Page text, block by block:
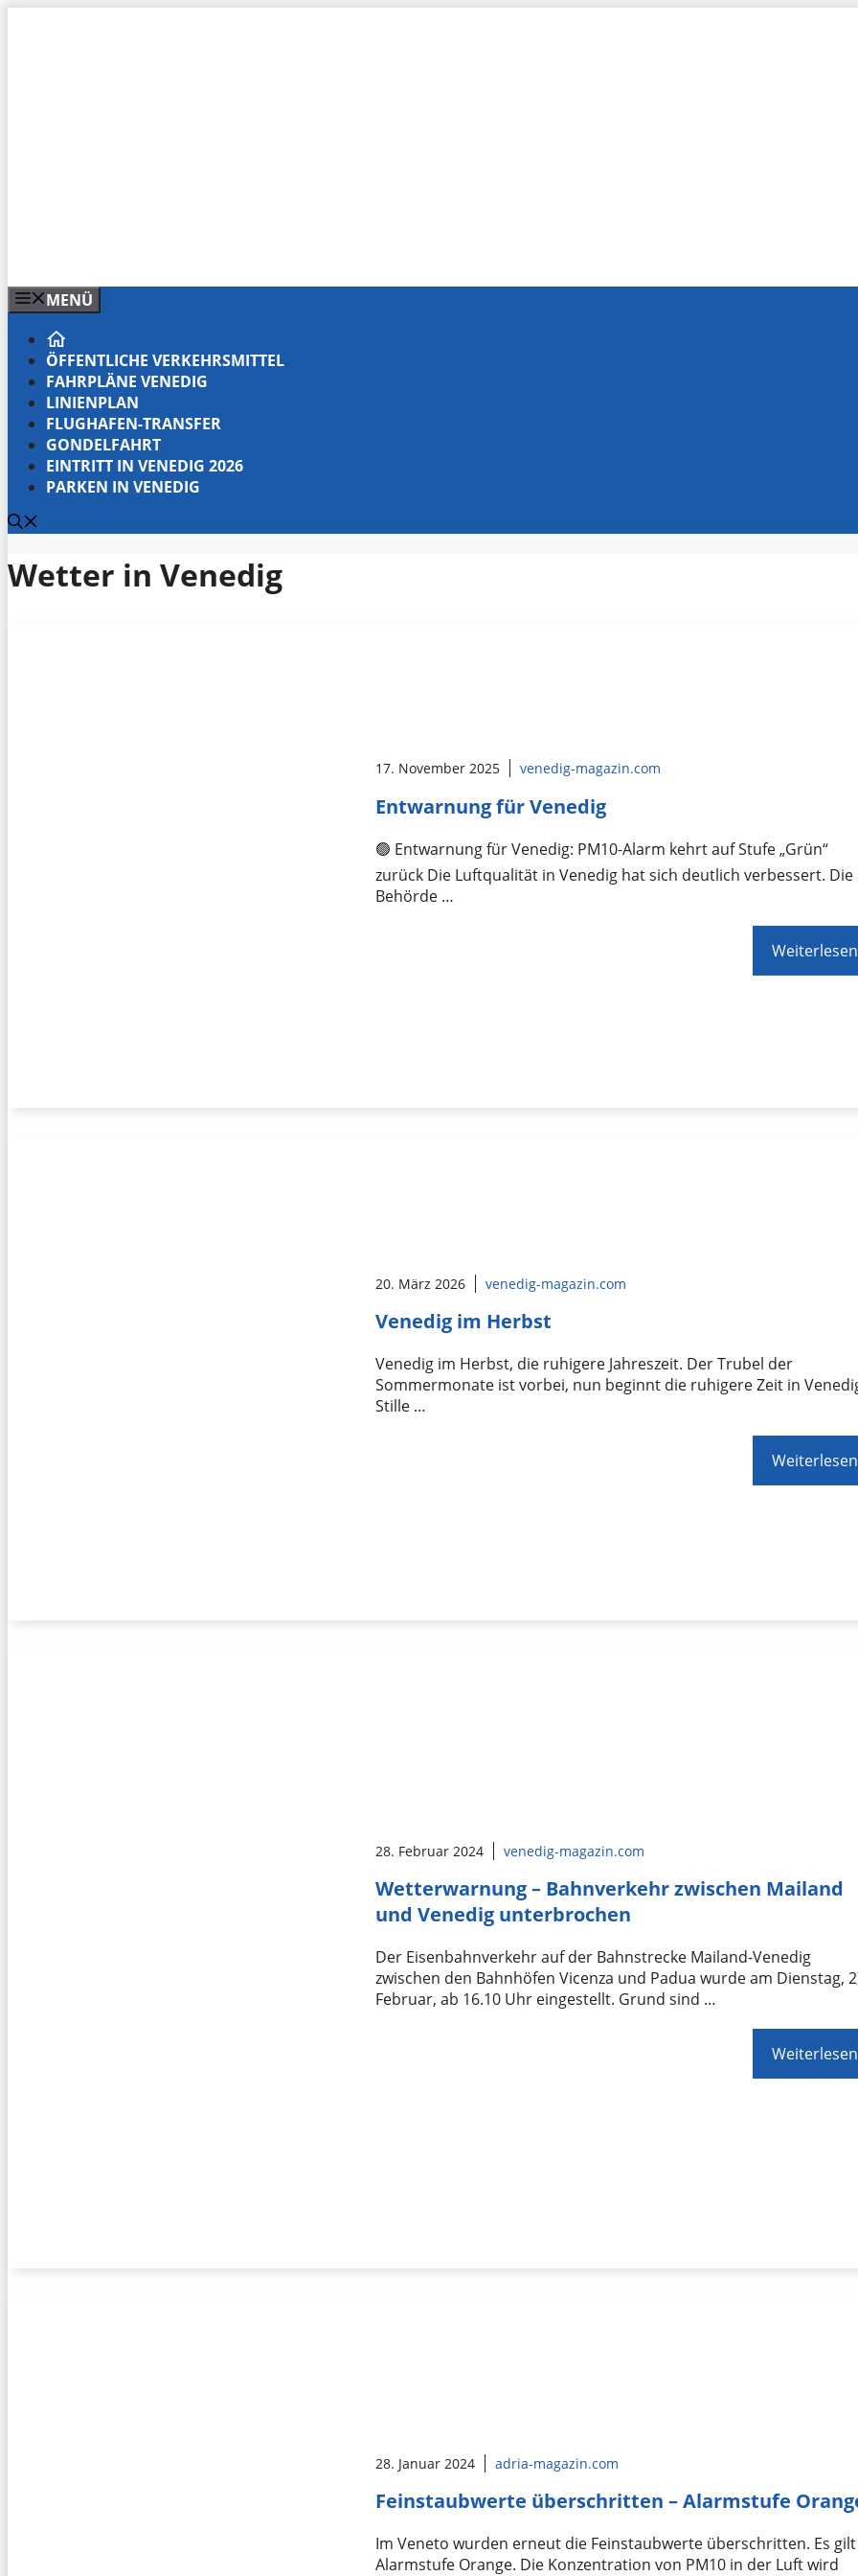
MENÜ
ÖFFENTLICHE VERKEHRSMITTEL
FAHRPLÄNE VENEDIG
LINIENPLAN
FLUGHAFEN-TRANSFER
GONDELFAHRT
EINTRITT IN VENEDIG 2026
PARKEN IN VENEDIG
Wetter in Venedig
17. November 2025 venedig-magazin.com
Entwarnung für Venedig
🟢 Entwarnung für Venedig: PM10-Alarm kehrt auf Stufe „Grün“
zurück Die Luftqualität in Venedig hat sich deutlich verbessert. Die
Behörde …
Weiterlesen
20. März 2026 venedig-magazin.com
Venedig im Herbst
Venedig im Herbst, die ruhigere Jahreszeit. Der Trubel der
Sommermonate ist vorbei, nun beginnt die ruhigere Zeit in
Stille …
Weiterlesen
28. Februar 2024 venedig-magazin.com
Wetterwarnung – Bahnverkehr zwischen Mailand
und Venedig unterbrochen
Der Eisenbahnverkehr auf der Bahnstrecke Mailand-Venedig
zwischen den Bahnhöfen Vicenza und Padua wurde am Dienstag,
Februar, ab 16.10 Uhr eingestellt. Grund sind …
Weiterlesen
28. Januar 2024 adria-magazin.com
Feinstaubwerte überschritten – Alarmstufe
Im Veneto wurden erneut die Feinstaubwerte überschritten. Es gilt
Alarmstufe Orange. Die Konzentration von PM10 in der Luft wird